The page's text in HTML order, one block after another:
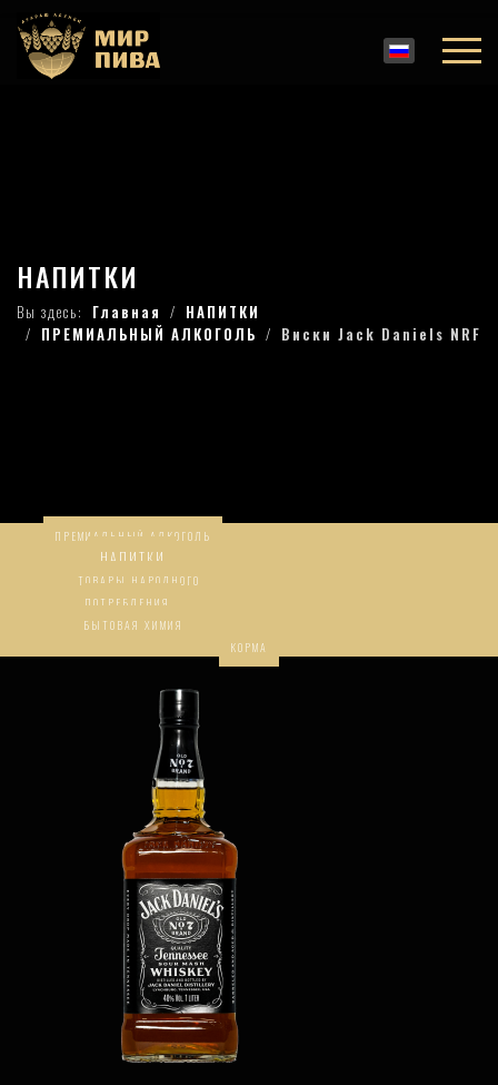
НАПИТКИ
Вы здесь: Главная
НАПИТКИ
ПРЕМИАЛЬНЫЙ АЛКОГОЛЬ
Виски Jack Daniels NRF
ПРЕМИАЛЬНЫЙ АЛКОГОЛЬ
НАПИТКИ
ТОВАРЫ НАРОДНОГО
ПОТРЕБЛЕНИЯ
БЫТОВАЯ ХИМИЯ
КОРМА